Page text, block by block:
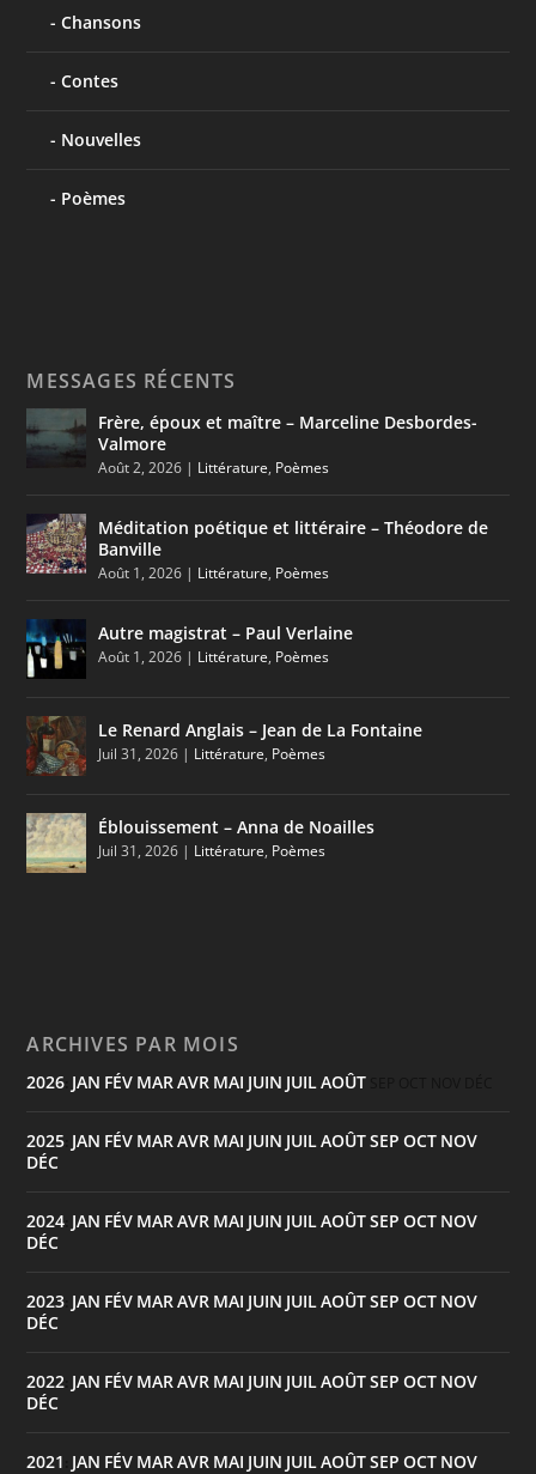
Chansons
Contes
Nouvelles
Poèmes
MESSAGES RÉCENTS
Frère, époux et maître – Marceline Desbordes-
Valmore
Août 2, 2026 | Littérature, Poèmes
Méditation poétique et littéraire – Théodore de
Banville
Août 1, 2026 | Littérature, Poèmes
Autre magistrat – Paul Verlaine
Août 1, 2026 | Littérature, Poèmes
Le Renard Anglais – Jean de La Fontaine
Juil 31, 2026 | Littérature, Poèmes
Éblouissement – Anna de Noailles
Juil 31, 2026 | Littérature, Poèmes
ARCHIVES PAR MOIS
2026 JAN FÉV MAR AVR MAI JUIN JUIL AOÛT
2025 JAN FÉV MAR AVR MAI JUIN JUIL AOÛTSEP OCT NOV
DÉC
2024 JAN FÉV MAR AVR MAI JUIN JUIL AOÛTSEP OCT NOV
DÉC
2023 JAN FÉV MAR AVR MAI JUIN JUIL AOÛTSEP OCT NOV
DÉC
2022 JAN FÉV MAR AVR MAI JUIN JUIL AOÛTSEP OCT NOV
DÉC
2021 JAN FÉV MAR AVR MAI JUIN JUIL AOÛTSEP OCT NOV